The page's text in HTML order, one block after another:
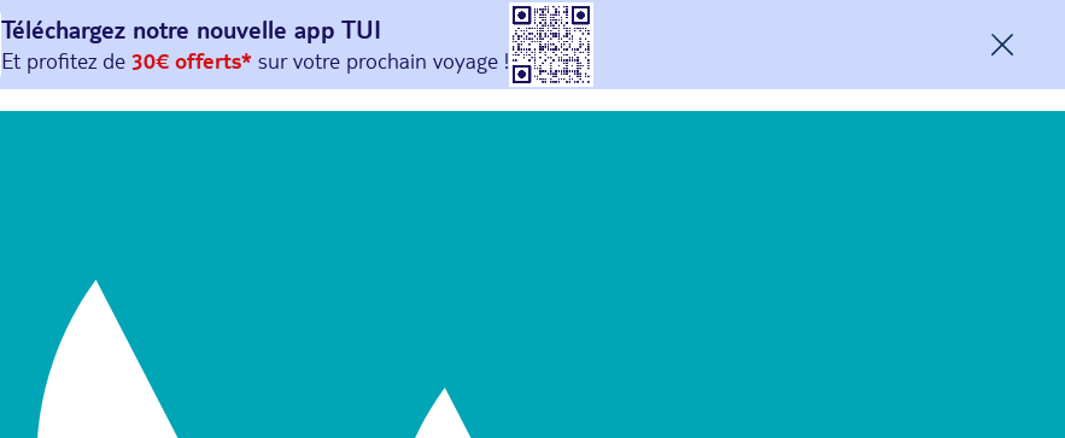
Téléchargez notre nouvelle app TUI
Et profitez de 30€ offerts*sur votre prochain
avec le code : HAPPYAPP